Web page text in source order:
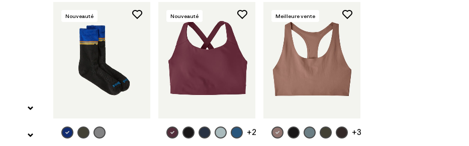
Nouveauté Nouveauté
+2
Meilleure vente
+3